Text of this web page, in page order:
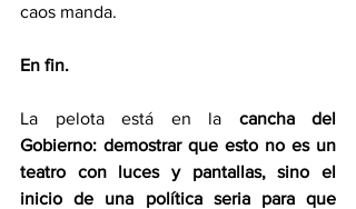
caos manda.
En fin.
La pelota está en la cancha del
Gobierno: demostrar que esto no es un
teatro con luces y pantallas, sino el
inicio de una política seria para que